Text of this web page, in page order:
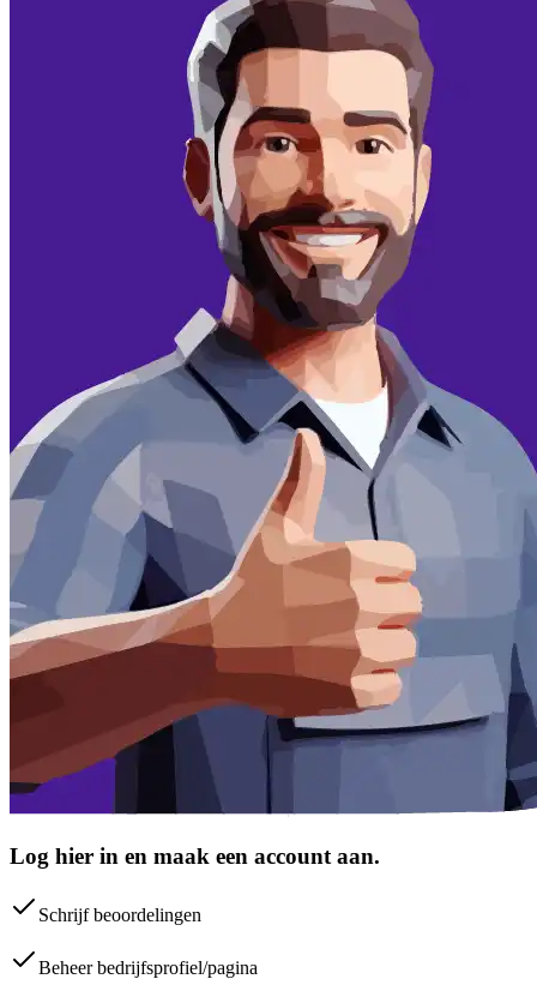
Log hier in en maak een account aan.
Schrijf beoordelingen
Beheer bedrijfsprofiel/pagina